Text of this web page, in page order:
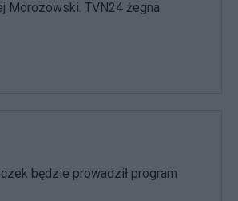
Morozowski. TVN24 żegna
będzie prowadził program